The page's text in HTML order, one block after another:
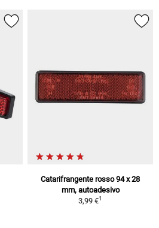
Catarifrangente rosso 94 x 28
mm, autoadesivo
3,99 €1